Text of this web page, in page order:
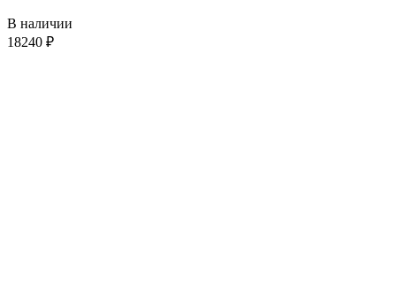
В наличии
18240 ₽